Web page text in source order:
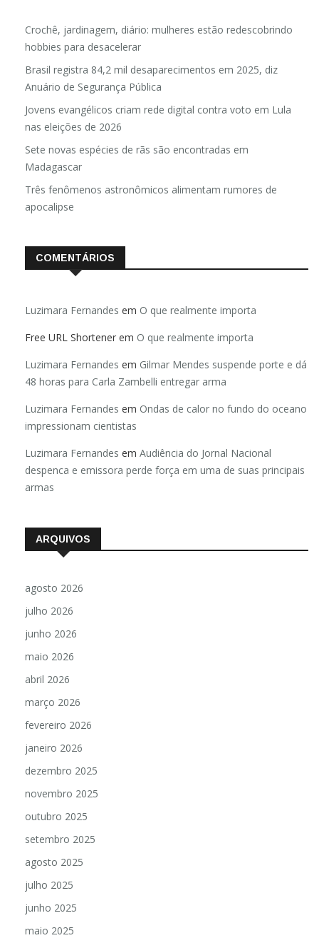
Crochê, jardinagem, diário: mulheres estão redescobrindo
hobbies para desacelerar
Brasil registra 84,2 mil desaparecimentos em 2025, diz
Anuário de Segurança Pública
Jovens evangélicos criam rede digital contra voto em Lula
nas eleições de 2026
Sete novas espécies de rãs são encontradas em
Madagascar
Três fenômenos astronômicos alimentam rumores de
apocalipse
COMENTÁRIOS
Luzimara Fernandes em O que realmente importa
Free URL Shortener em O que realmente importa
Luzimara Fernandes em Gilmar Mendes suspende porte e dá
48 horas para Carla Zambelli entregar arma
Luzimara Fernandes em Ondas de calor no fundo do oceano
impressionam cientistas
Luzimara Fernandes em Audiência do Jornal Nacional
despenca e emissora perde força em uma de suas principais
armas
ARQUIVOS
agosto 2026
julho 2026
junho 2026
maio 2026
abril 2026
março 2026
fevereiro 2026
janeiro 2026
dezembro 2025
novembro 2025
outubro 2025
setembro 2025
agosto 2025
julho 2025
junho 2025
maio 2025